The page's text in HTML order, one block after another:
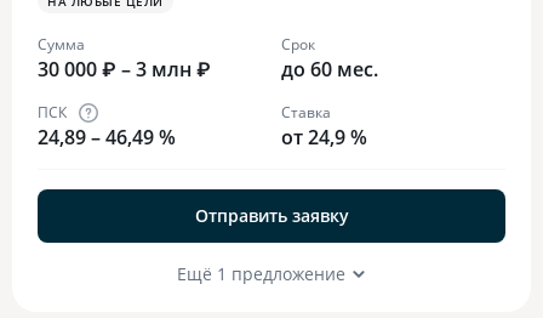
Сумма
30 000 ₽ – 3 млн ₽
Срок
до 60 мес.
ПСК
24,89 – 46,49 %
Ставка
от 24,9 %
Отправить заявку
Ещё 1 предложение